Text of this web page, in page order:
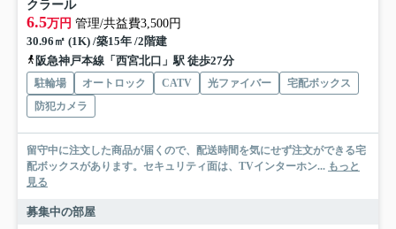
クラール
6.5万円 管理/共益費3,500円
30.96㎡ (1K) /築15年 /2階建
阪急神戸本線「西宮北口」駅 徒歩27分
駐輪場 オートロック CATV 光ファイバー
宅配ボックス
防犯カメラ
留守中に注文した商品が届くので、配送時間を気にせず注文ができる宅
配ボックスがあります。セキュリティ面は、TVインターホン... もっと
見る
募集中の部屋